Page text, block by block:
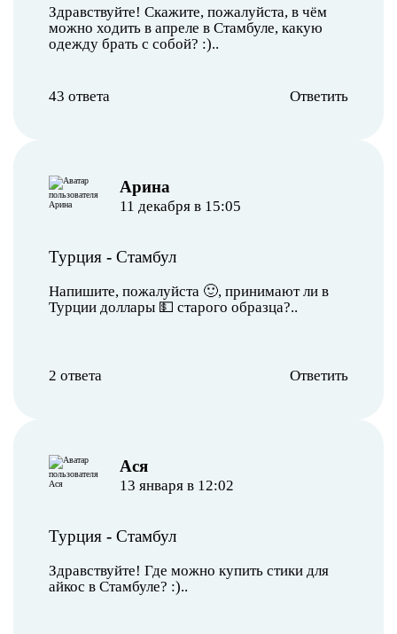
Здравствуйте! Скажите, пожалуйста, в чём
можно ходить в апреле в Стамбуле, какую
одежду брать с собой? :)..
43 ответа Ответить
Арина
11 декабря в 15:05
Турция - Стамбул
Напишите, пожалуйста 🙂, принимают ли в
Турции доллары 💵 старого образца?..
2 ответа Ответить
Ася
13 января в 12:02
Турция - Стамбул
Здравствуйте! Где можно купить стики для
айкос в Стамбуле? :)..